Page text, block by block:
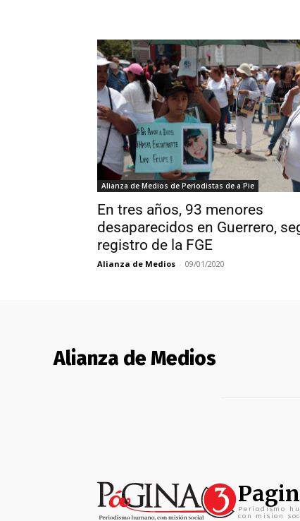
Alianza de Medios de Periodistas de a Pie
En tres años, 93 menores
desaparecidos en Guerrero,
registro de la FGE
Alianza de Medios - 09/01/2020
Alianza de Medios
Periodismo
con mision